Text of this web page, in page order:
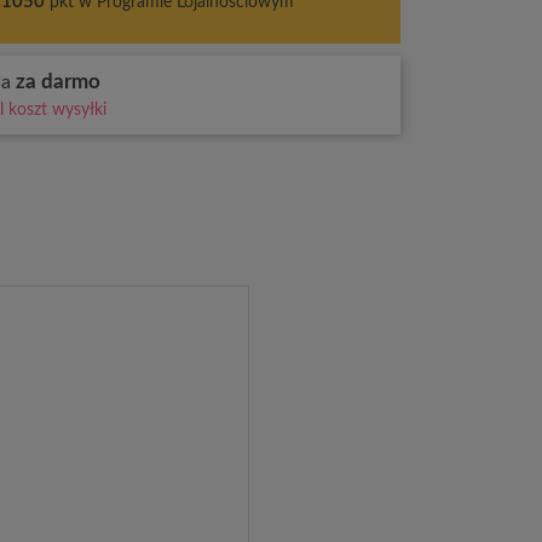
za darmo
koszt wysyłki